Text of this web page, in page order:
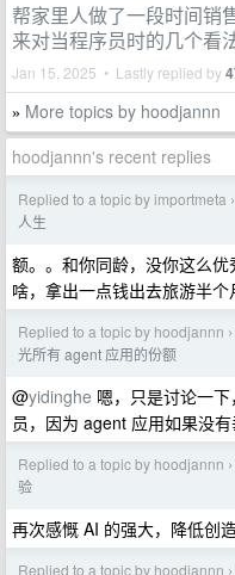
帮家里人做了一段时间销
来对当程序员时的几个看
Jan 15, 2025 • Lastly replied by
» More topics by hoodjannn
hoodjannn's recent replies
Replied to a topic by importmeta ›
人生
额。。和你同龄，没你这么
啥，拿出一点钱出去旅游半个
Replied to a topic by hoodjannn ›
光所有 agent 应用的份额
@yidinghe 嗯，只是讨论一
员，因为 agent 应用如果没
Replied to a topic by hoodjannn ›
验
再次感慨 AI 的强大，降低创
Replied to a topic by hoodjannn ›